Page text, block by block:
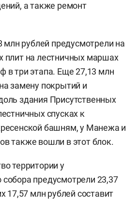
а также ремонт
млн рублей предусмотрели на
плит на лестничных маршах
в три этапа. Еще 27,13 млн
замену покрытий и
здания Присутственных
спусках к
башням, у Манежа и
также вошли в этот блок.
территории у
предусмотрели 23,37
17,57 млн рублей составит